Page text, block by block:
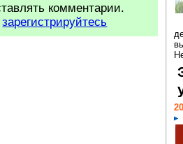
комментарии.
зарегистрируйтесь